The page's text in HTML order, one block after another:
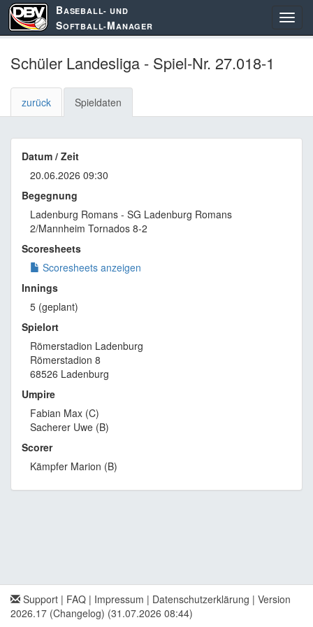
BASEBALL- UND
SOFTBALL-MANAGER
Schüler Landesliga - Spiel-Nr. 27.018-1
zurück Spieldaten
Datum / Zeit
20.06.2026 09:30
Begegnung
Ladenburg Romans - SG Ladenburg Romans
2/Mannheim Tornados 8-2
Scoresheets
Scoresheets anzeigen
Innings
5 (geplant)
Spielort
Römerstadion Ladenburg
Römerstadion 8
68526 Ladenburg
Umpire
Fabian Max (C)
Sacherer Uwe (B)
Scorer
Kämpfer Marion (B)
Support | FAQ | Impressum | Datenschutzerklärung | Version
2026.17 (Changelog) (31.07.2026 08:44)